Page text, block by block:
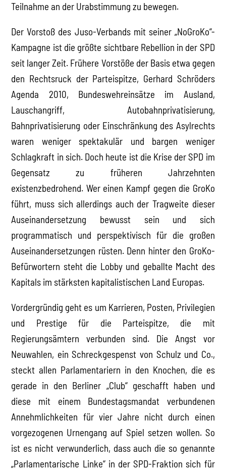
Teilnahme an der Urabstimmung zu bewegen.
Der Vorstoß des Juso-Verbands mit seiner „NoGroKo“-
Kampagne ist die größte sichtbare Rebellion in der SPD
seit langer Zeit. Frühere Vorstöße der Basis etwa gegen
den Rechtsruck der Parteispitze, Gerhard Schröders
Agenda 2010, Bundeswehreinsätze im Ausland,
Lauschangriff, Autobahnprivatisierung,
Bahnprivatisierung oder Einschränkung des Asylrechts
waren weniger spektakulär und bargen weniger
Schlagkraft in sich. Doch heute ist die Krise der SPD im
Gegensatz zu früheren Jahrzehnten
existenzbedrohend. Wer einen Kampf gegen die GroKo
führt, muss sich allerdings auch der Tragweite dieser
Auseinandersetzung bewusst sein und sich
programmatisch und perspektivisch für die großen
Auseinandersetzungen rüsten. Denn hinter den GroKo-
Befürwortern steht die Lobby und geballte Macht des
Kapitals im stärksten kapitalistischen Land Europas.
Vordergründig geht es um Karrieren, Posten, Privilegien
und Prestige für die Parteispitze, die mit
Regierungsämtern verbunden sind. Die Angst vor
Neuwahlen, ein Schreckgespenst von Schulz und Co.,
steckt allen Parlamentariern in den Knochen, die es
gerade in den Berliner „Club“ geschafft haben und
diese mit einem Bundestagsmandat verbundenen
Annehmlichkeiten für vier Jahre nicht durch einen
vorgezogenen Urnengang auf Spiel setzen wollen. So
ist es nicht verwunderlich, dass auch die so genannte
„Parlamentarische Linke“ in der SPD-Fraktion sich für